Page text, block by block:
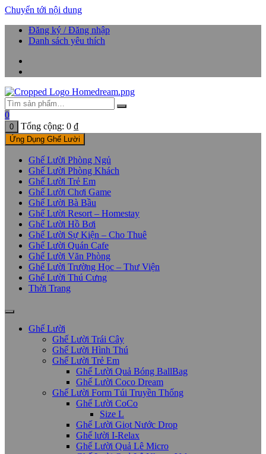
Chuyển tới nội dung
Đăng ký / Đăng nhập
Danh sách yêu thích
0
0 Tổng cộng: 0 ₫
Ứng Dụng Ghế Lười
Ghế Lười Phòng Ngủ
Ghế Lười Phòng Khách
Ghế Lười Trẻ Em
Ghế Lười Chơi Game
Ghế Lười Bà Bầu
Ghế Lười Resort – Homestay
Ghế Lười Hồ Bơi
Ghế Lười Sự Kiện – Cho Thuê
Ghế Lười Quán Cafe
Ghế Lười Văn Phòng
Ghế Lười Trường Học – Thư Viện
Ghế Lười Thú Cưng
Thời Trang
Ghế Lười
Ghế Lười Trái Cây
Ghế Lười Hình Thú
Ghế Lười Trẻ Em
Ghế Lười Quả Bóng BallBag
Ghế Lười Coco Dream
Ghế Lười Form Túi Truyền Thống
Ghế Lười CoCo
Size L
Ghế Lười Giọt Nước Drop
Ghế lười I-Relax
Ghế Lười Quả Lê Micro